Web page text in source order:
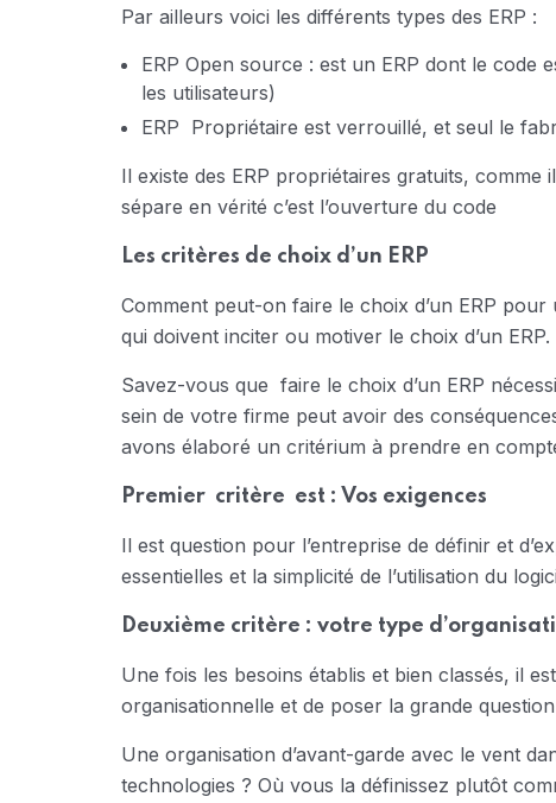
Par ailleurs voici les différents types des ERP :
ERP Open source : est un ERP dont le code
les utilisateurs)
ERP Propriétaire est verrouillé, et seul le
Il existe des ERP propriétaires gratuits, comme
sépare en vérité c’est l’ouverture du code
Les critères de choix d’un ERP
Comment peut-on faire le choix d’un ERP
qui doivent inciter ou motiver le choix d’un ERP.
Savez-vous que faire le choix d’un ERP
sein de votre firme peut avoir des
avons élaboré un critérium à prendre en
Premier critère est : Vos exigences
Il est question pour l’entreprise de définir et
essentielles et la simplicité de l’utilisation du
Deuxième critère : votre type
Une fois les besoins établis et bien classés, il
organisationnelle et de poser la grande
Une organisation d’avant-garde avec le vent
technologies ? Où vous la définissez plutôt